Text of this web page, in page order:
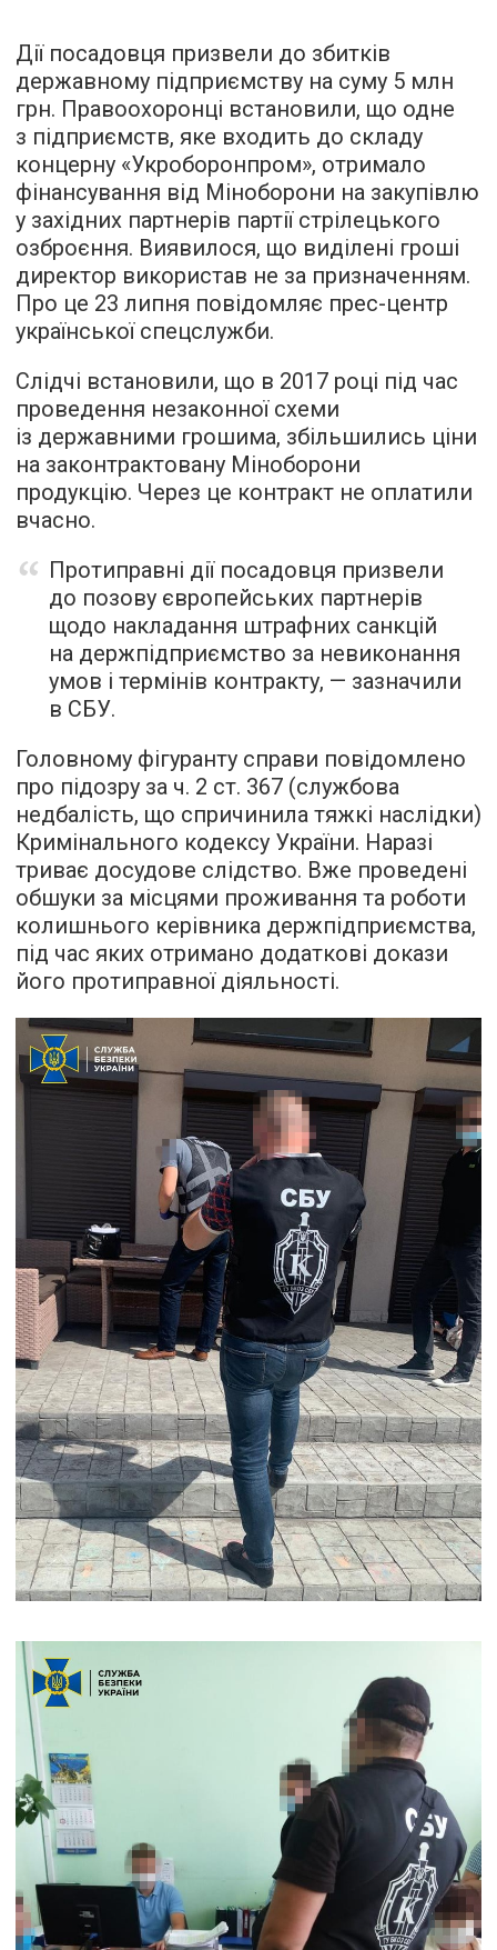
Дії посадовця призвели до збитків
державному підприємству на суму 5 млн
грн. Правоохоронці встановили, що одне
з підприємств, яке входить до складу
концерну «Укроборонпром», отримало
фінансування від Міноборони на закупівлю
у західних партнерів партії стрілецького
озброєння. Виявилося, що виділені гроші
директор використав не за призначенням.
Про це 23 липня повідомляє прес-центр
української спецслужби.
Слідчі встановили, що в 2017 році під час
проведення незаконної схеми
із державними грошима, збільшились ціни
на законтрактовану Міноборони
продукцію. Через це контракт не оплатили
вчасно.
Протиправні дії посадовця призвели
до позову європейських партнерів
щодо накладання штрафних санкцій
на держпідприємство за невиконання
умов і термінів контракту, — зазначили
в СБУ.
Головному фігуранту справи повідомлено
про підозру за ч. 2 ст. 367 (службова
недбалість, що спричинила тяжкі наслідки)
Кримінального кодексу України. Наразі
триває досудове слідство. Вже проведені
обшуки за місцями проживання та роботи
колишнього керівника держпідприємства,
під час яких отримано додаткові докази
його протиправної діяльності.